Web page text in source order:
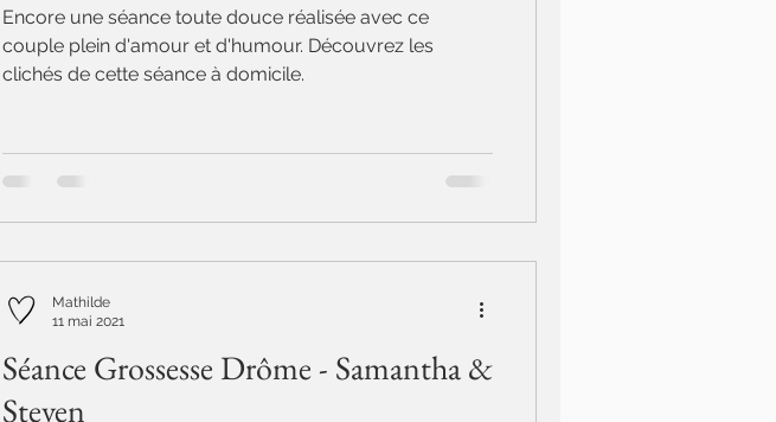
Encore une séance toute douce réalisée avec ce
couple plein d'amour et d'humour. Découvrez les
clichés de cette séance à domicile.
Séance Grossesse Drôme - Samantha &
Steven
Mathilde
11 mai 2021